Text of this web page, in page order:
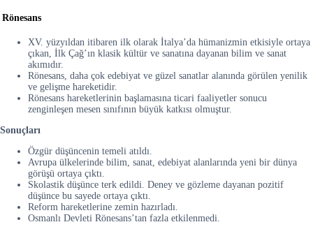
Rönesans
XV. yüzyıldan itibaren ilk olarak İtalya’da hümanizmin etkisiyle ortaya
çıkan, İlk Çağ’ın klasik kültür ve sanatına dayanan bilim ve sanat
akımıdır.
Rönesans, daha çok edebiyat ve güzel sanatlar alanında görülen yenilik
ve gelişme hareketidir.
Rönesans hareketlerinin başlamasına ticari faaliyetler sonucu
zenginleşen mesen sınıfının büyük katkısı olmuştur.
Sonuçları
Özgür düşüncenin temeli atıldı.
Avrupa ülkelerinde bilim, sanat, edebiyat alanlarında yeni bir dünya
görüşü ortaya çıktı.
Skolastik düşünce terk edildi. Deney ve gözleme dayanan pozitif
düşünce bu sayede ortaya çıktı.
Reform hareketlerine zemin hazırladı.
Osmanlı Devleti Rönesans’tan fazla etkilenmedi.